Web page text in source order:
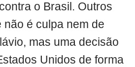
o Brasil. Outros
não é culpa nem de
mas uma decisão
Unidos de forma